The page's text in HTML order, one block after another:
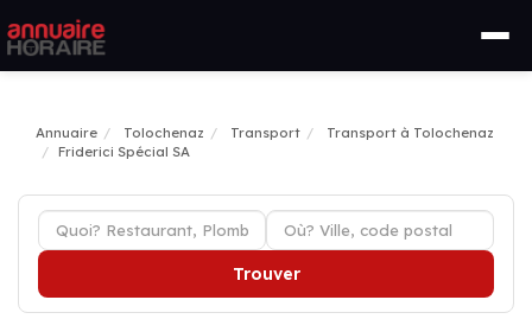
Annuaire Tolochenaz Transport
Transport à Tolochenaz
Friderici Spécial SA
Trouver